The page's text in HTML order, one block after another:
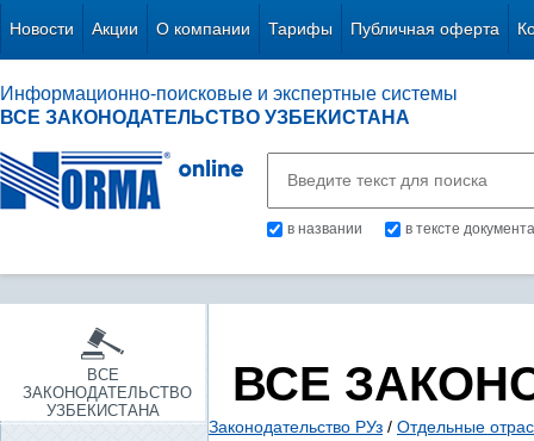
Новости Акции О компании Тарифы Публичная оферта
Информационно-поисковые и экспертные системы
ВСЕ ЗАКОНОДАТЕЛЬСТВО УЗБЕКИСТАНА
в названии в тексте документа
ВСЕ
ЗАКОНОДАТЕЛЬСТВО
УЗБЕКИСТАНА
ВСЕ
Законодательство РУз / Отдельные